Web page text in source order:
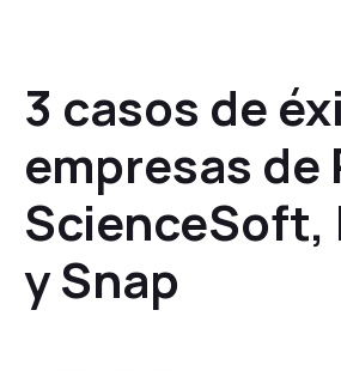
3 casos de
empresas de
ScienceSoft,
y Snap